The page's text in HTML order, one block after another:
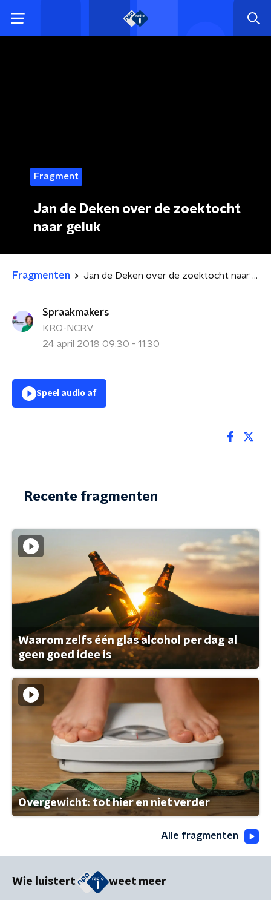
Fragment
Jan de Deken over de zoektocht
naar geluk
Fragmenten Jan de Deken over de zoektocht naar geluk
Spraakmakers
KRO-NCRV
24 april 2018 09:30 - 11:30
Speel audio af
Recente fragmenten
Waarom zelfs één glas alcohol per dag al
geen goed idee is
Overgewicht: tot hier en niet verder
Alle fragmenten
Wie luistert weet meer